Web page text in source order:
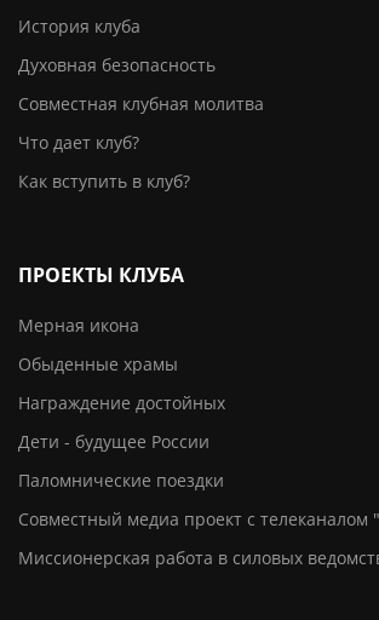
История клуба
Духовная безопасность
Совместная клубная молитва
Что дает клуб?
Как вступить в клуб?
ПРОЕКТЫ КЛУБА
Мерная икона
Обыденные храмы
Награждение достойных
Дети - будущее России
Паломнические поездки
Совместный медиа проект с телеканалом
Миссионерская работа в силовых